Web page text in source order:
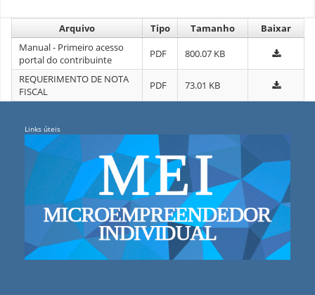
Arquivo Tipo Tamanho
Baixar
Manual - Primeiro acesso
portal do contribuinte
PDF
800.07 KB
REQUERIMENTO DE NOTA
FISCAL
PDF 73.01 KB
Links úteis